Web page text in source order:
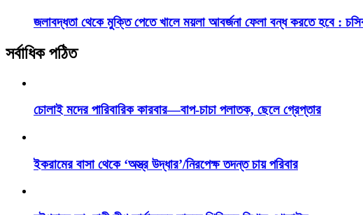
জলাবদ্ধতা থেকে মুক্তি পেতে খালে ময়লা আবর্জনা ফেলা বন্ধ করতে হবে :
সর্বাধিক পঠিত
চোলাই মদের পারিবারিক কারবার—বাপ-চাচা পলাতক, ছেলে গ্রেপ্তার
ইকরামের বাসা থেকে ‘অস্ত্র উদ্ধার’/নিরপেক্ষ তদন্ত চায় পরিবার